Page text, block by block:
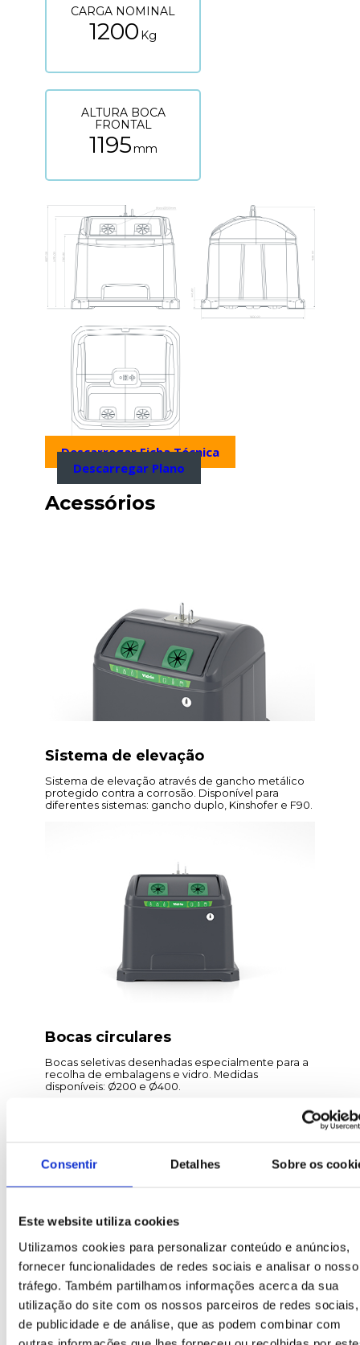
Consentir Detalhes Sobre os
Este website utiliza cookies
Utilizamos cookies para personalizar conteúdo e anúncios,
fornecer funcionalidades de redes sociais e analisar o nosso
tráfego. Também partilhamos informações acerca da sua
utilização do site com os nossos parceiros de redes sociais,
de publicidade e de análise, que as podem combinar com
CARGA NOMINAL
1200Kg
ALTURA BOCA
FRONTAL
1195mm
Descarregar Ficha Técnica
Descarregar Plano
Acessórios
Sistema de elevação
Sistema de elevação através de gancho metálico
protegido contra a corrosão. Disponível para
diferentes sistemas: gancho duplo, Kinshofer e F90.
Bocas circulares
Bocas seletivas desenhadas especialmente para a
recolha de embalagens e vidro. Medidas
disponíveis: Ø200 e Ø400.
Boca retangular